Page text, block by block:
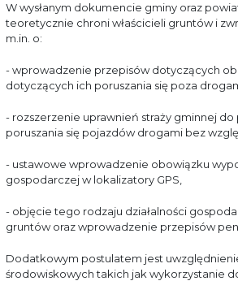
W wysłanym dokumencie gminy oraz
teoretycznie chroni właścicieli gruntów i
m.in. o:
- wprowadzenie przepisów dotyczących
dotyczących ich poruszania się poza
- rozszerzenie uprawnień straży gminnej
poruszania się pojazdów drogami bez
- ustawowe wprowadzenie obowiązku
gospodarczej w lokalizatory GPS,
- objęcie tego rodzaju działalności
gruntów oraz wprowadzenie przepisów
Dodatkowym postulatem jest
środowiskowych takich jak wykorzystanie